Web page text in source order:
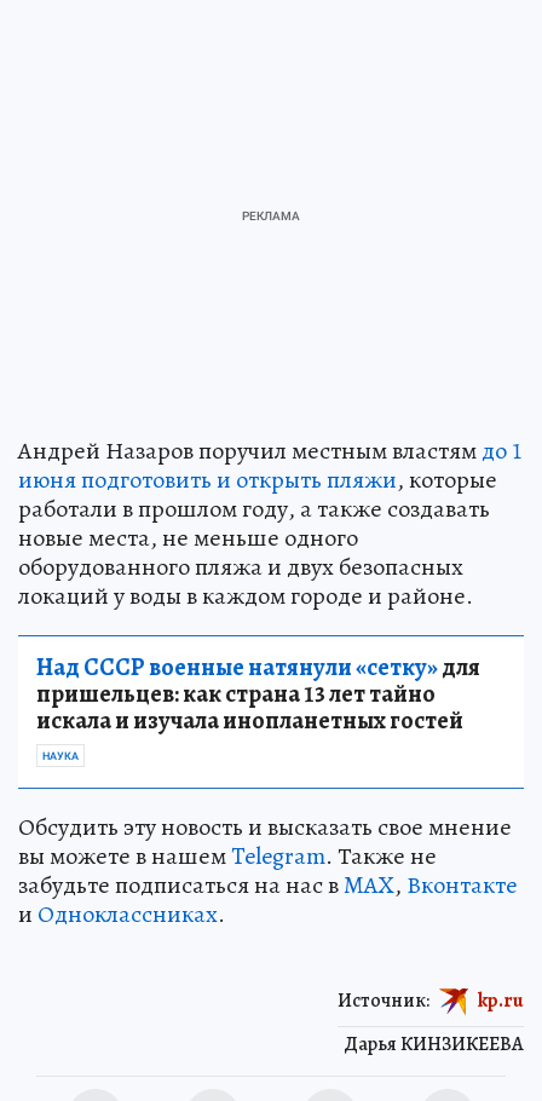
Андрей Назаров поручил местным властямдо 1
июня подготовить и открыть пляжи, которые
работали в прошлом году, а также создавать
новые места, не меньше одного
оборудованного пляжа и двух безопасных
локаций у воды в каждом городе и районе.
Над СССР военные натянули «сетку»для
пришельцев: как страна 13 лет тайно
искала и изучала инопланетных гостей
НАУКА
Обсудить эту новость и высказать свое мнение
вы можете в нашемTelegram. Также не
забудьте подписаться на нас вMAX, Вконтакте
и Одноклассниках.
Дарья КИНЗИКЕЕВА
Источник: kp.ru